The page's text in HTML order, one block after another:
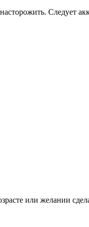
Следует
или желании